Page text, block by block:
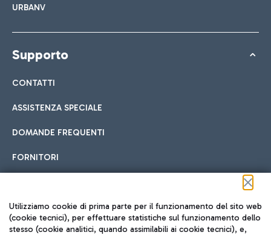
URBANV
Supporto
CONTATTI
ASSISTENZA SPECIALE
DOMANDE FREQUENTI
FORNITORI
Seguici sui social
Utilizziamo cookie di prima parte per il funzionamento del sito web
(cookie tecnici), per effettuare statistiche sul funzionamento dello
stesso (cookie analitici, quando assimilabili ai cookie tecnici), e,